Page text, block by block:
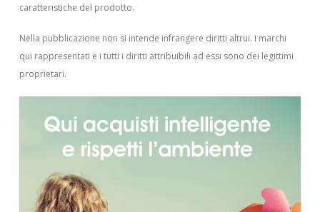
caratteristiche del prodotto.
Nella pubblicazione non si intende infrangere diritti altrui. I marchi
qui rappresentati e i tutti i diritti attribuibili ad essi sono dei legittimi
proprietari.